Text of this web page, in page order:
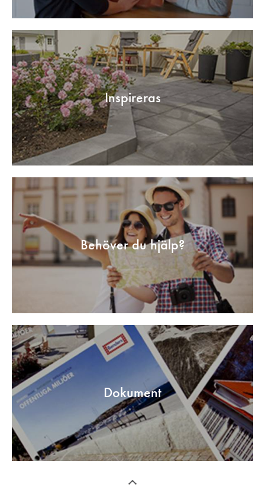
Inspireras
Behöver du hjälp?
Dokument